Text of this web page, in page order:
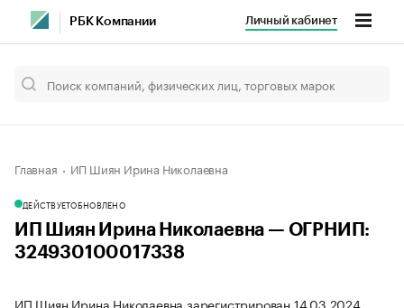
РБК Компании Личный кабинет
Главная ИП Шиян Ирина Николаевна
ДЕЙСТВУЕТОБНОВЛЕНО
ИП Шиян Ирина Николаевна — ОГРНИП:
324930100017338
ИП Шиян Ирина Николаевна зарегистрирован 14.03.2024.